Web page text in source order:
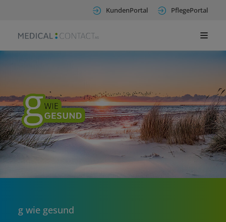
KundenPortal PflegePortal
g wie gesund